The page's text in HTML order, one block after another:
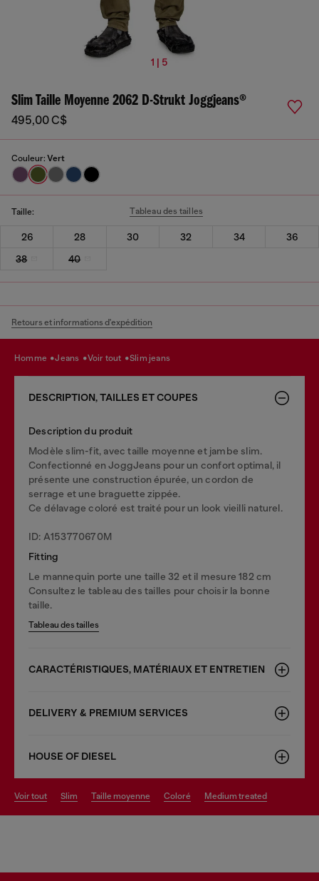
1 | 5
Slim Taille Moyenne 2062 D-Strukt Joggjeans®
495,00 C$
Couleur: Vert
Taille: Tableau des tailles
26 28 30 32 34
36
38
40
Retours et informations d'expédition
homme jeans voir tout slim jeans
DESCRIPTION, TAILLES ET COUPES
Description du produit
Modèle slim-fit, avec taille moyenne et jambe slim.
Confectionné en JoggJeans pour un confort optimal, il
présente une construction épurée, un cordon de
serrage et une braguette zippée.
Ce délavage coloré est traité pour un look vieilli naturel.
ID: A153770670M
Fitting
Le mannequin porte une taille 32 et il mesure 182 cm
Consultez le tableau des tailles pour choisir la bonne
taille.
Tableau des tailles
CARACTÉRISTIQUES, MATÉRIAUX ET ENTRETIEN
DELIVERY & PREMIUM SERVICES
HOUSE OF DIESEL
voir tout slim taille moyenne coloré medium treated